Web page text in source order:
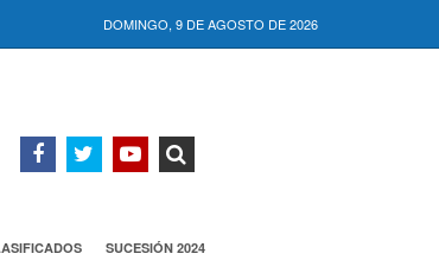
DOMINGO, 9 DE AGOSTO DE 2026
SUCESIÓN 2024